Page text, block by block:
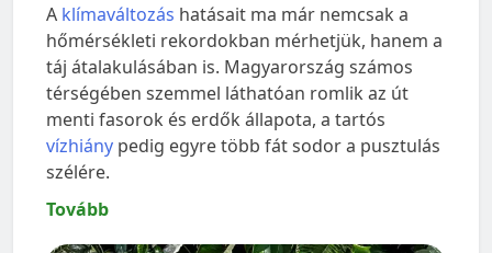
A klímaváltozás hatásait ma már nemcsak a
hőmérsékleti rekordokban mérhetjük, hanem a
táj átalakulásában is. Magyarország számos
térségében szemmel láthatóan romlik az út
menti fasorok és erdők állapota, a tartós
vízhiány pedig egyre több fát sodor a pusztulás
szélére.
Tovább